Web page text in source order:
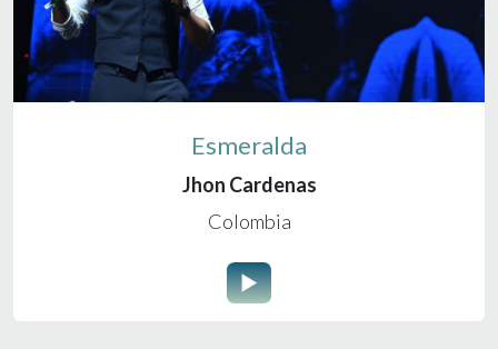
Esmeralda
Jhon Cardenas
Colombia